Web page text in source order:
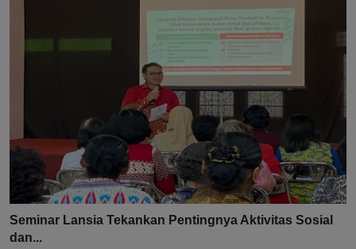
Seminar Lansia Tekankan Pentingnya Aktivitas Sosial
dan...